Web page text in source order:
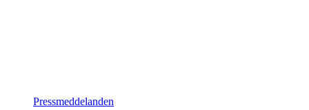
Pressmeddelanden